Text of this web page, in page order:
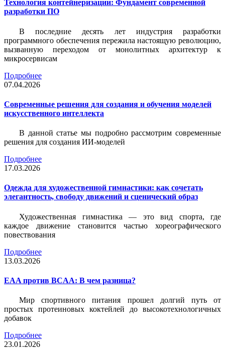
Технология контейнеризации: Фундамент современной
разработки ПО
В последние десять лет индустрия разработки
программного обеспечения пережила настоящую революцию,
вызванную переходом от монолитных архитектур к
микросервисам
Подробнее
07.04.2026
Современные решения для создания и обучения моделей
искусственного интеллекта
В данной статье мы подробно рассмотрим современные
решения для создания ИИ-моделей
Подробнее
17.03.2026
Одежда для художественной гимнастики: как сочетать
элегантность, свободу движений и сценический образ
Художественная гимнастика — это вид спорта, где
каждое движение становится частью хореографического
повествования
Подробнее
13.03.2026
EAA против BCAA: В чем разница?
Мир спортивного питания прошел долгий путь от
простых протеиновых коктейлей до высокотехнологичных
добавок
Подробнее
23.01.2026